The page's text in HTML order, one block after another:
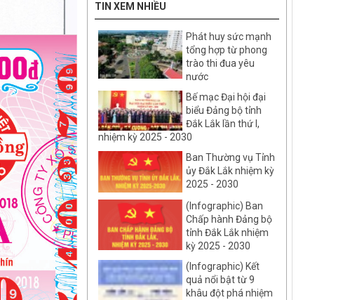
TIN XEM NHIỀU
Phát huy sức mạnh
tổng hợp từ phong
trào thi đua yêu
nước
Bế mạc Đại hội đại
biểu Đảng bộ tỉnh
Đắk Lắk lần thứ I,
nhiệm kỳ 2025 - 2030
Ban Thường vụ Tỉnh
ủy Đắk Lắk nhiệm kỳ
2025 - 2030
(Infographic) Ban
Chấp hành Đảng bộ
tỉnh Đắk Lắk nhiệm
kỳ 2025 - 2030
(Infographic) Kết
quả nổi bật từ 9
khâu đột phá nhiệm